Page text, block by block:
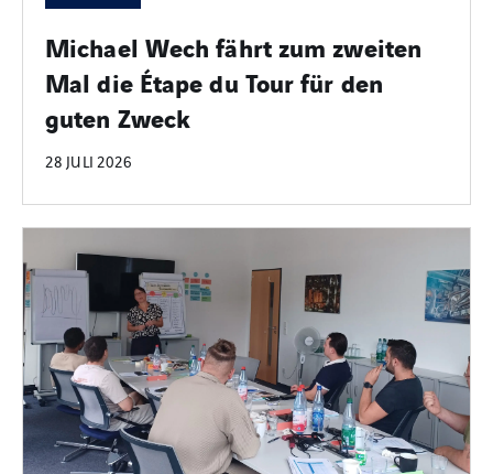
Michael Wech fährt zum zweiten
Mal die Étape du Tour für den
guten Zweck
28 JULI 2026